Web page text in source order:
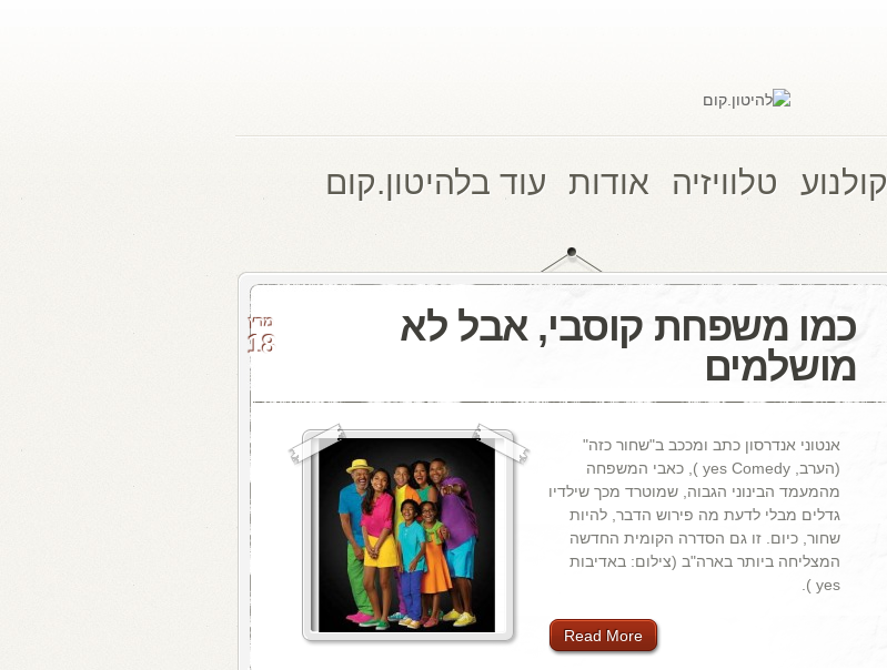
קולנוע טלוויזיה אודות עוד בלהיטון.קום
כמו משפחת קוסבי, אבל לא
מושלמים
מרץ
18
אנטוני אנדרסון כתב ומככב ב"שחור כזה"
(הערב, yes Comedy ), כאבי המשפחה
מהמעמד הבינוני הגבוה, שמוטרד מכך שילדיו
גדלים מבלי לדעת מה פירוש הדבר, להיות
שחור, כיום. זו גם הסדרה הקומית החדשה
המצליחה ביותר בארה"ב (צילום: באדיבות
yes ).
Read More